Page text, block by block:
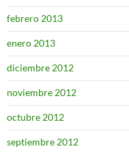
febrero 2013
enero 2013
diciembre 2012
noviembre 2012
octubre 2012
septiembre 2012